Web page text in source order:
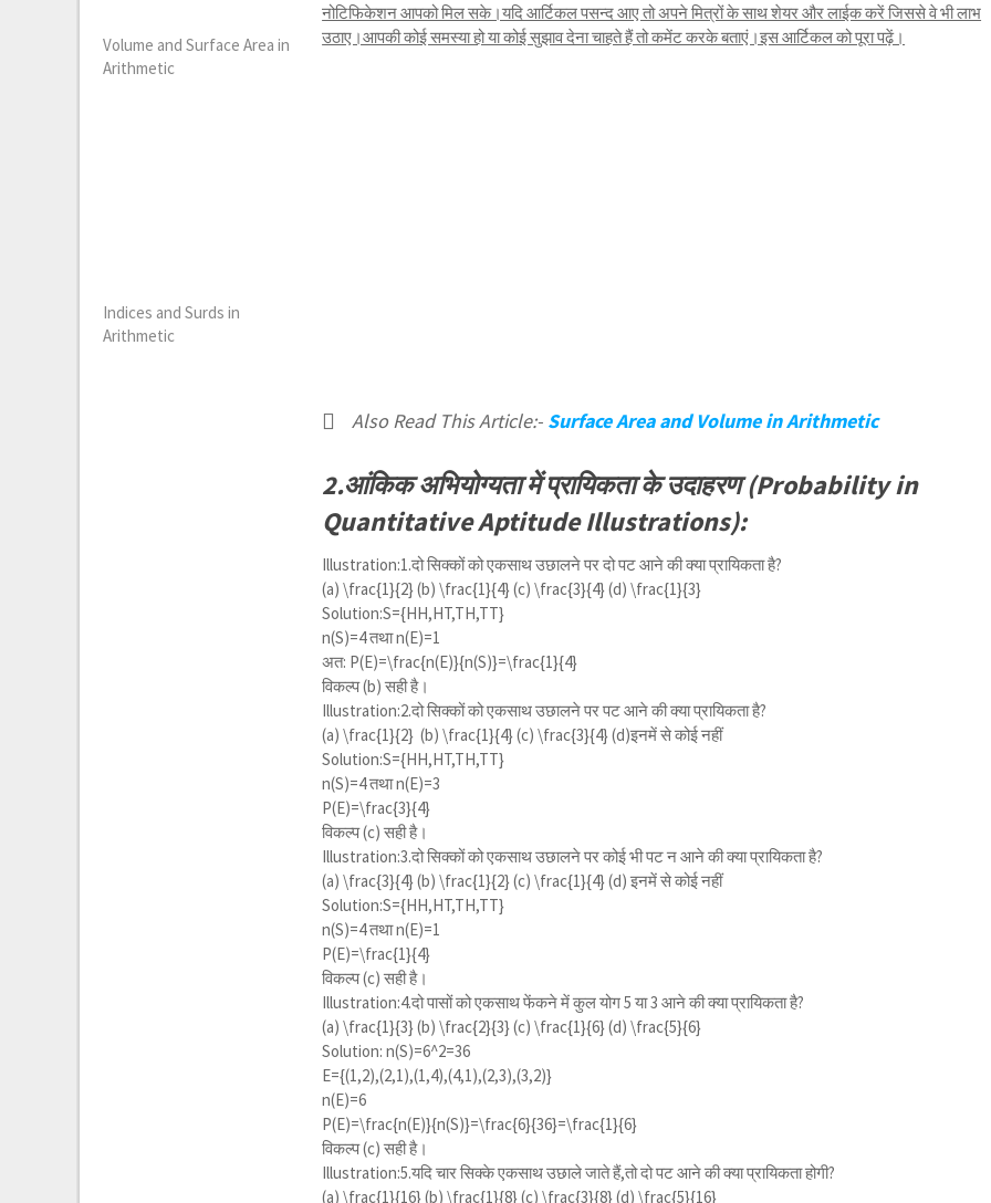
नोटिफिकेशन आपको मिल सके।यदि आर्टिकल पसन्द आए तो अपने मित्रों के साथ शेयर और लाईक करें जिससे वे भी लाभ
उठाए।आपकी कोई समस्या हो या कोई सुझाव देना चाहते हैं तो कमेंट करके बताएं।इस आर्टिकल को पूरा पढ़ें।
Also Read This Article:- Surface Area and Volume in Arithmetic
2.आंकिक अभियोग्यता में प्रायिकता के उदाहरण (Probability in
Quantitative Aptitude Illustrations):
Illustration:1.दो सिक्कों को एकसाथ उछालने पर दो पट आने की क्या प्रायिकता है?
(a)\frac{1}{2}(b)\frac{1}{4}(c)\frac{3}{4}(d)\frac{1}{3}
Solution:S={HH,HT,TH,TT}
n(S)=4 तथा n(E)=1
अत: P(E)=\frac{n(E)}{n(S)}=\frac{1}{4}
विकल्प (b) सही है।
Illustration:2.दो सिक्कों को एकसाथ उछालने पर पट आने की क्या प्रायिकता है?
(a)\frac{1}{2} (b)\frac{1}{4}(c)\frac{3}{4}(d)इनमें से कोई नहीं
Solution:S={HH,HT,TH,TT}
n(S)=4 तथा n(E)=3
P(E)=\frac{3}{4}
विकल्प (c) सही है।
Illustration:3.दो सिक्कों को एकसाथ उछालने पर कोई भी पट न आने की क्या प्रायिकता है?
(a)\frac{3}{4}(b)\frac{1}{2}(c)\frac{1}{4}(d) इनमें से कोई नहीं
Solution:S={HH,HT,TH,TT}
n(S)=4 तथा n(E)=1
P(E)=\frac{1}{4}
विकल्प (c) सही है।
Illustration:4.दो पासों को एकसाथ फेंकने में कुल योग 5 या 3 आने की क्या प्रायिकता है?
(a)\frac{1}{3}(b)\frac{2}{3}(c)\frac{1}{6}(d)\frac{5}{6}
Solution: n(S)=6^2=36
E={(1,2),(2,1),(1,4),(4,1),(2,3),(3,2)}
n(E)=6
P(E)=\frac{n(E)}{n(S)}=\frac{6}{36}=\frac{1}{6}
विकल्प (c) सही है।
Illustration:5.यदि चार सिक्के एकसाथ उछाले जाते हैं,तो दो पट आने की क्या प्रायिकता होगी?
(a)\frac{1}{16}(b)\frac{1}{8}(c)\frac{3}{8}(d)\frac{5}{16}
Volume and Surface Area in
Arithmetic
Indices and Surds in
Arithmetic